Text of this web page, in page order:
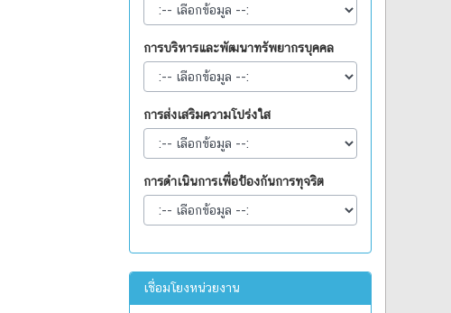
การบริหารและพัฒนาทรัพยากรบุคคล
การส่งเสริมความโปร่งใส
การดำเนินการเพื่อป้องกันการทุจริต
เชื่อมโยงหน่วยงาน